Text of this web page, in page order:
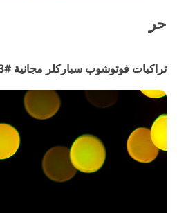
حر
تراكبات فوتوشوب سباركلر مجانية #33 "Bokeh"